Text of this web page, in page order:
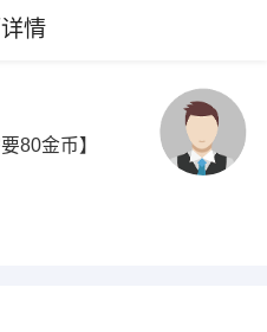
情
80金币】